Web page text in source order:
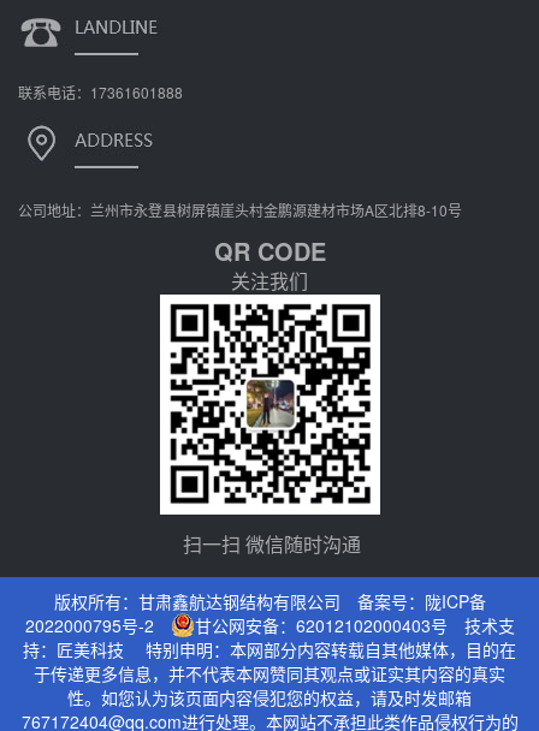
联系电话：17361601888
公司地址：兰州市永登县树屏镇崖头村金鹏源建材市场A区北排8-10号
QR CODE
关注我们
扫一扫 微信随时沟通
版权所有：甘肃鑫航达钢结构有限公司 备案号： 陇ICP备
2022000795号-2
甘公网安备：62012102000403号 技术支
持： 匠美科技 特别申明：本网部分内容转载自其他媒体，目的在
于传递更多信息，并不代表本网赞同其观点或证实其内容的真实
性。如您认为该页面内容侵犯您的权益，请及时发邮箱
767172404@qq.com进行处理。本网站不承担此类作品侵权行为的